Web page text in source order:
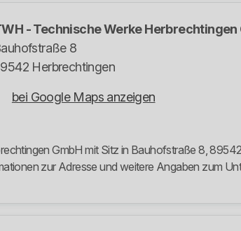
- Technische Werke Herbrechtingen
8
Herbrechtingen
bei Google Maps anzeigen
GmbH mit Sitz in Bauhofstraße 8,
zur Adresse und weitere Angaben zum